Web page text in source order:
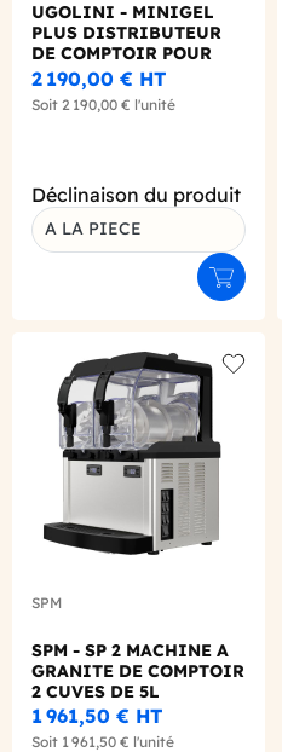
UGOLINI - MINIGEL
PLUS DISTRIBUTEUR
DE COMPTOIR POUR
DESSERT GLACE CUVE
1X6L
2 190,00 € HT
Soit 2 190,00 € l'unité
Déclinaison du produit
A LA PIECE
Ajouter
SPM
SPM - SP 2 MACHINE A
GRANITE DE COMPTOIR
2 CUVES DE 5L
1 961,50 € HT
Soit 1 961,50 € l'unité